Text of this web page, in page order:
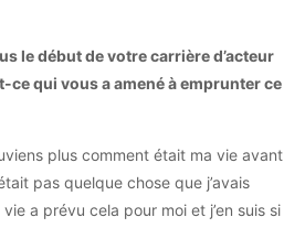
le début de votre carrière d’acteur
ce qui vous a amené à emprunter ce
plus comment était ma vie avant
pas quelque chose que j’avais
a prévu cela pour moi et j’en suis si